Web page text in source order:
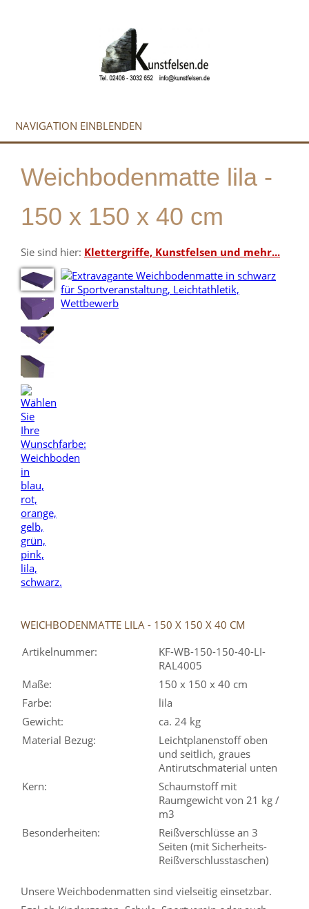
NAVIGATION EINBLENDEN
Weichbodenmatte lila -
150 x 150 x 40 cm
Sie sind hier: Klettergriffe, Kunstfelsen und mehr...
WEICHBODENMATTE LILA - 150 X 150 X 40 CM
Artikelnummer:
KF-WB-150-150-40-LI-
RAL4005
Maße:
150 x 150 x 40 cm
Farbe:
lila
Gewicht:
ca. 24 kg
Material Bezug:
Leichtplanenstoff oben
und seitlich, graues
Antirutschmaterial unten
Kern:
Schaumstoff mit
Raumgewicht von 21 kg /
m3
Besonderheiten:
Reißverschlüsse an 3
Seiten (mit Sicherheits-
Reißverschlusstaschen)
Unsere Weichbodenmatten sind vielseitig einsetzbar.